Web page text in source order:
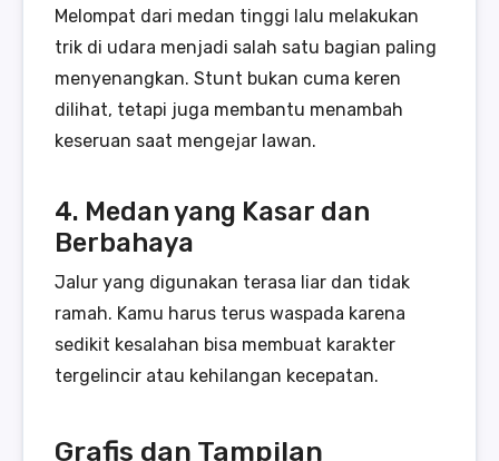
Melompat dari medan tinggi lalu melakukan
trik di udara menjadi salah satu bagian paling
menyenangkan. Stunt bukan cuma keren
dilihat, tetapi juga membantu menambah
keseruan saat mengejar lawan.
4. Medan yang Kasar dan
Berbahaya
Jalur yang digunakan terasa liar dan tidak
ramah. Kamu harus terus waspada karena
sedikit kesalahan bisa membuat karakter
tergelincir atau kehilangan kecepatan.
Grafis dan Tampilan